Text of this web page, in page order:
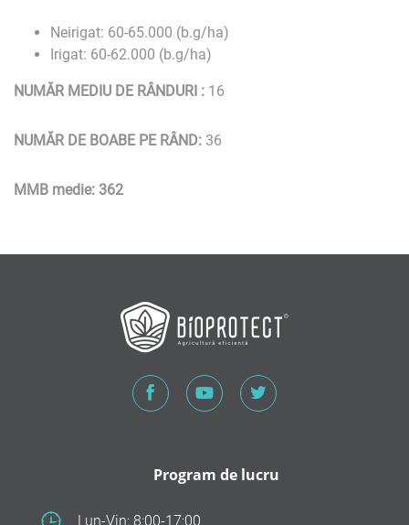
Neirigat: 60-65.000 (b.g/ha)
Irigat: 60-62.000 (b.g/ha)
NUMĂR MEDIU DE RÂNDURI : 16
NUMĂR DE BOABE PE RÂND: 36
MMB medie: 362
Program de lucru
Lun-Vin: 8:00-17:00